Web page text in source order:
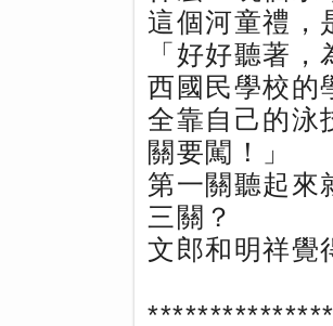
這個河童禮，
「好好聽著
西國民學校的
全靠自己的泳
關要闖！」
第一關聽起來
三關？
文郎和明祥